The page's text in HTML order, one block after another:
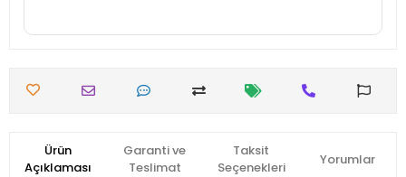
Ürün
Açıklaması
Garanti ve
Teslimat
Taksit
Seçenekleri
Yorumlar